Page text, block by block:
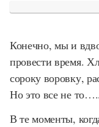
Конечно, мы и
провести время.
сороку воровку,
Но это все не то…..
В те моменты,